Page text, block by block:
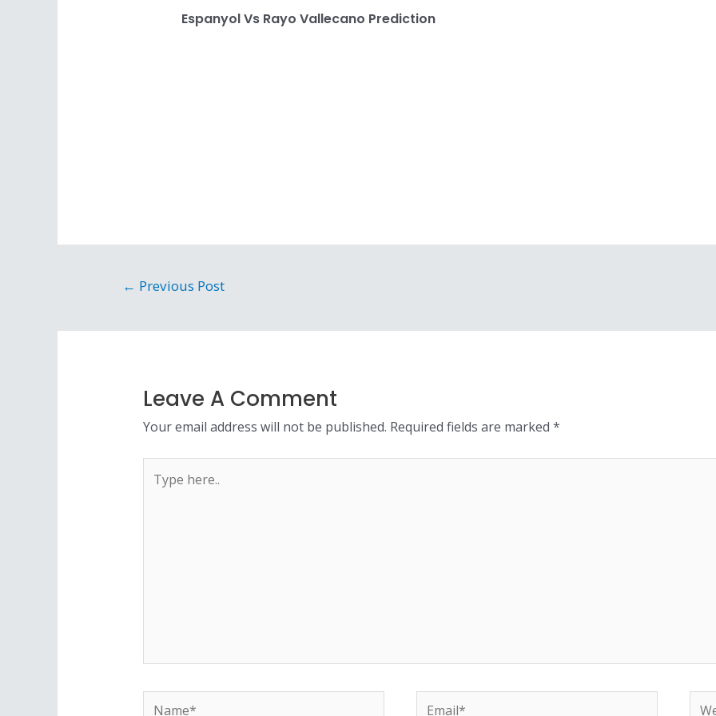
Espanyol Vs Rayo Vallecano Prediction
← Previous Post
Leave A Comment
Your email address will not be published. Required fields are marked *